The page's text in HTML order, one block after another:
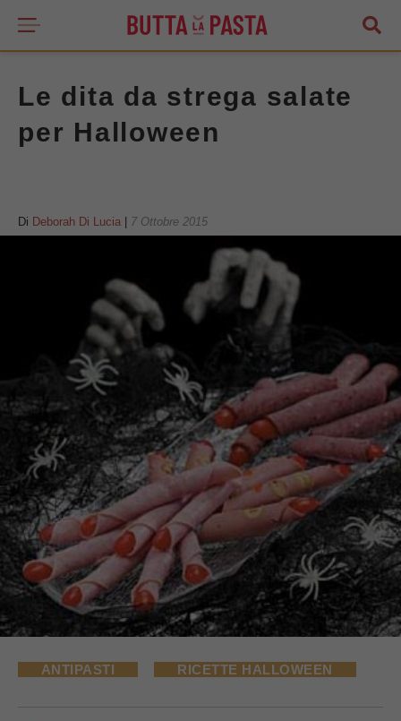
Le dita da strega salate
per Halloween
Di Deborah Di Lucia 7 Ottobre 2015
ANTIPASTI RICETTE HALLOWEEN